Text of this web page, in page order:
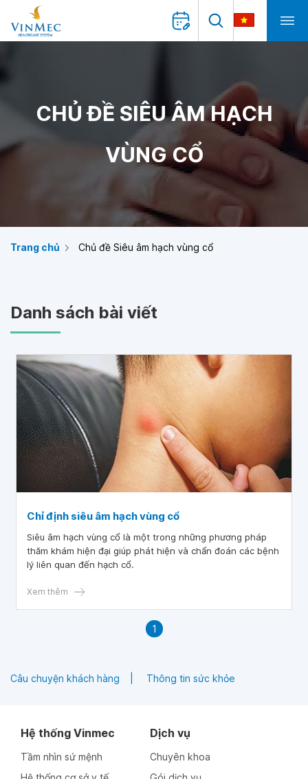
CHỦ ĐỀ SIÊU ÂM HẠCH
VÙNG CỔ
Trang chủ Chủ đề Siêu âm hạch vùng cổ
Danh sách bài viết
Chỉ định siêu âm hạch vùng cổ
Siêu âm hạch vùng cổ là một trong những phương pháp
thăm khám hiện đại giúp phát hiện và chẩn đoán các bệnh
lý liên quan đến hạch cổ.
Xem thêm
1
Câu chuyện khách hàng Thông tin sức khỏe
Hệ thống Vinmec
Tầm nhìn sứ mệnh
Dịch vụ
Chuyên khoa